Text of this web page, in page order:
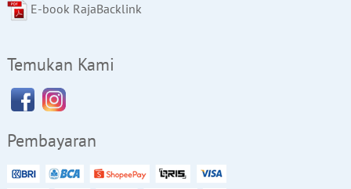
E-book RajaBacklink
Temukan Kami
Pembayaran